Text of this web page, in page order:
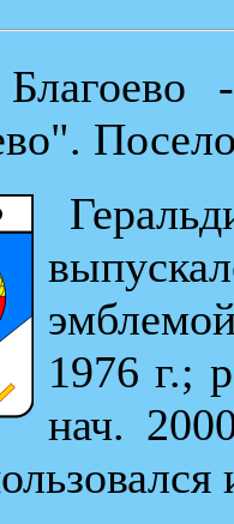
1976 г.;
нач.